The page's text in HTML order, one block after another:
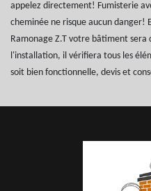
appelez directement! Fumisterie
cheminée ne risque aucun danger!
Ramonage Z.T votre bâtiment sera
l'installation, il vérifiera tous les
soit bien fonctionnelle, devis et